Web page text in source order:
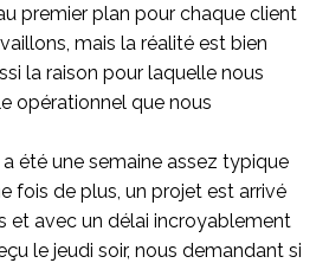
premier plan pour chaque client
mais la réalité est bien
la raison pour laquelle nous
opérationnel que nous
été une semaine assez typique
fois de plus, un projet est arrivé
et avec un délai incroyablement
le jeudi soir, nous demandant si